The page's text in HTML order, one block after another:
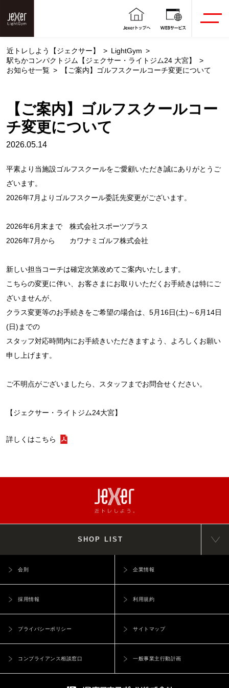
近トレしよう【ジェクサー】
LightGym
駅ちかコンパクトジム【ジェクサー・ライトジム24 大宮】
お知らせ一覧
【ご案内】ゴルフスクールコーチ変更について
【ご案内】ゴルフスクールコー
チ変更について
2026.05.14
平素より当施設ゴルフスクールをご愛顧いただき誠にありがとうご
ざいます。
2026年7月よりゴルフスクール委託先変更がございます。
2026年6月末まで 株式会社スポーツプラス
2026年7月から カワナミゴルフ株式会社
新しい担当コーチは確定次第改めてご案内いたします。
こちらの変更に伴い、お客さまにお取りいただくお手続きは特にご
ざいませんが、
クラス変更等のお手続きをご希望の場合は、5月16日(土)～6月14日
(日)までの
スタッフ対応時間内にお手続きいただきますよう、よろしくお願い
申し上げます。
ご不明点がございましたら、スタッフまでお問合せください。
【ジェクサー・ライトジム24大宮】
詳しくはこちら
SHOP LIST
会則 企業情報
採用情報 利用規約
プライバシーポリシー サイトマップ
コンプライアンス相談窓口 一般事業主行動計画